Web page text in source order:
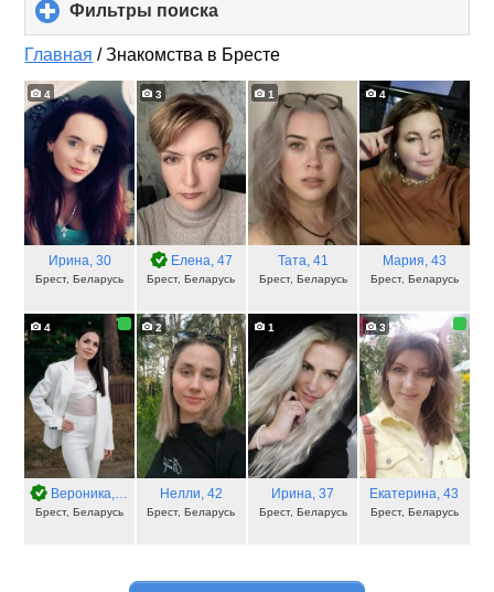
Фильтры поиска
to
expand
contents
Главная /Знакомства в Бресте
4
Ирина, 30
Брест, Беларусь
3
Елена, 47
Брест, Беларусь
1
Тата, 41
Брест, Беларусь
4
Мария, 43
Брест, Беларусь
4
Вероника, 43
Брест, Беларусь
2
Нелли, 42
Брест, Беларусь
1
Ирина, 37
Брест, Беларусь
3
Екатерина, 43
Брест, Беларусь